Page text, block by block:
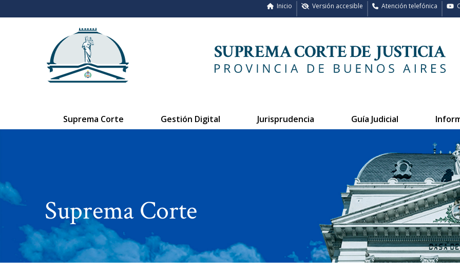
Atención telefónica
Versión accesible
Inicio
Suprema Corte Gestión Digital Jurisprudencia Guía Judicial
Suprema Corte